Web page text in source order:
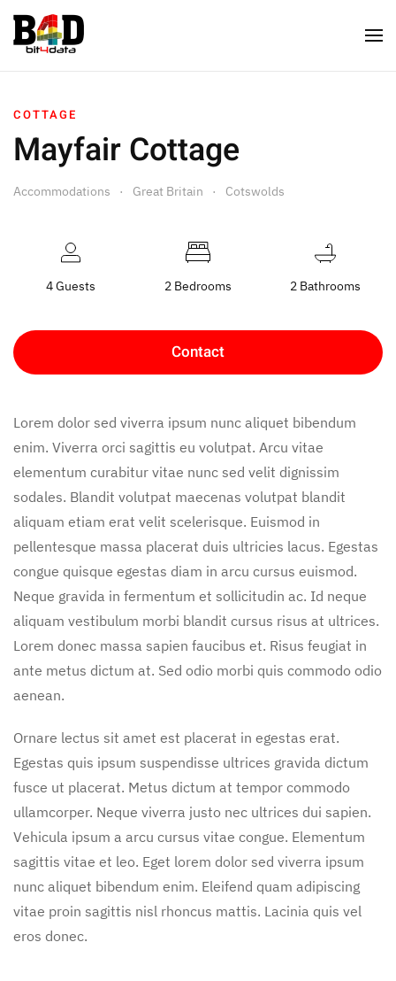
COTTAGE
Mayfair Cottage
Accommodations Great Britain Cotswolds
4 Guests 2 Bedrooms 2 Bathrooms
Contact
Lorem dolor sed viverra ipsum nunc aliquet bibendum
enim. Viverra orci sagittis eu volutpat. Arcu vitae
elementum curabitur vitae nunc sed velit dignissim
sodales. Blandit volutpat maecenas volutpat blandit
aliquam etiam erat velit scelerisque. Euismod in
pellentesque massa placerat duis ultricies lacus. Egestas
congue quisque egestas diam in arcu cursus euismod.
Neque gravida in fermentum et sollicitudin ac. Id neque
aliquam vestibulum morbi blandit cursus risus at ultrices.
Lorem donec massa sapien faucibus et. Risus feugiat in
ante metus dictum at. Sed odio morbi quis commodo odio
aenean.
Ornare lectus sit amet est placerat in egestas erat.
Egestas quis ipsum suspendisse ultrices gravida dictum
fusce ut placerat. Metus dictum at tempor commodo
ullamcorper. Neque viverra justo nec ultrices dui sapien.
Vehicula ipsum a arcu cursus vitae congue. Elementum
sagittis vitae et leo. Eget lorem dolor sed viverra ipsum
nunc aliquet bibendum enim. Eleifend quam adipiscing
vitae proin sagittis nisl rhoncus mattis. Lacinia quis vel
eros donec.